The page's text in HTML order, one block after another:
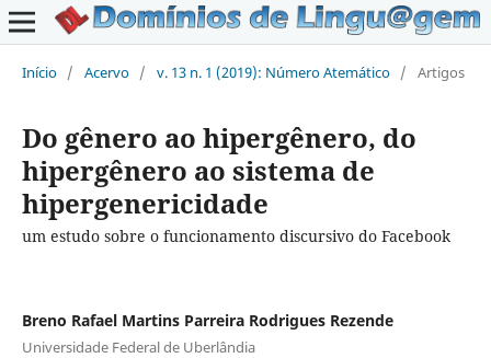
Início / Acervo / v. 13 n. 1 (2019): Número Atemático / Artigos
Do gênero ao hipergênero, do
hipergênero ao sistema de
hipergenericidade
um estudo sobre o funcionamento discursivo do Facebook
Breno Rafael Martins Parreira Rodrigues Rezende
Universidade Federal de Uberlândia